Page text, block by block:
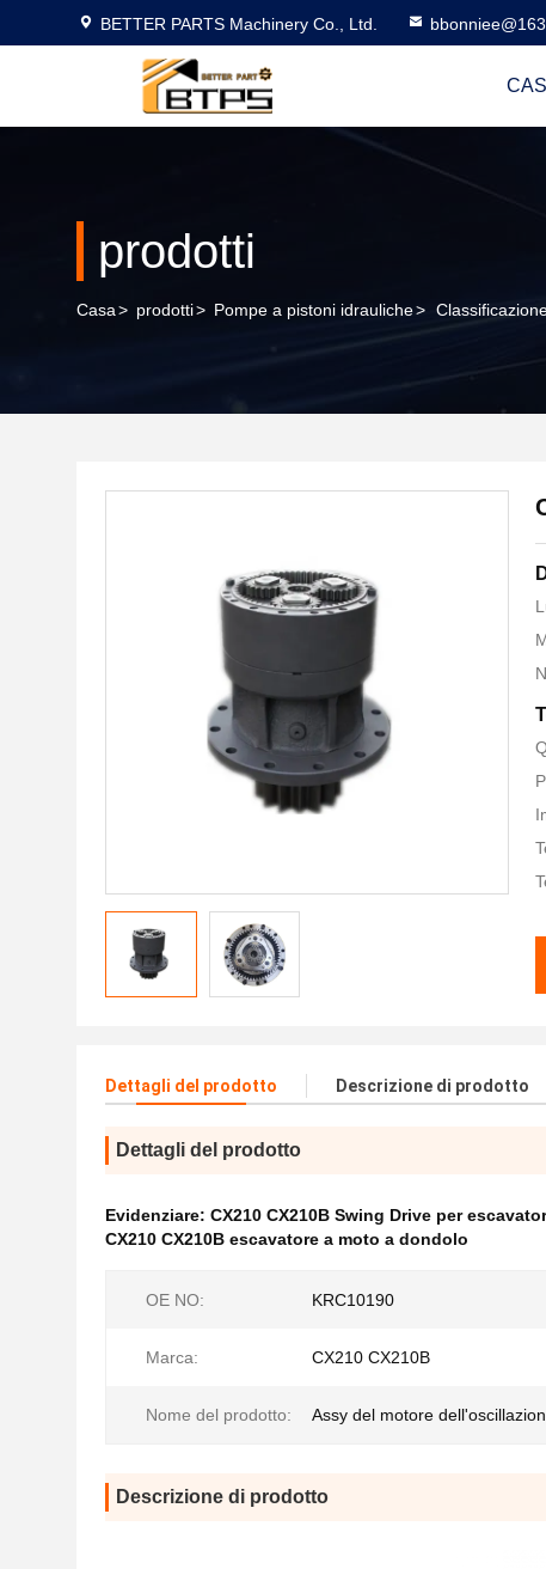
BETTER PARTS Machinery Co., Ltd.
prodotti
Casa> prodotti> Pompe a pistoni idrauliche>
Dettagli del prodotto Descrizione di prodotto
Dettagli del prodotto
Evidenziare: CX210 CX210B Swing Drive per
CX210 CX210B escavatore a moto a dondolo
OE NO: KRC10190
Marca: CX210 CX210B
Nome del prodotto: Assy del motore
Descrizione di prodotto